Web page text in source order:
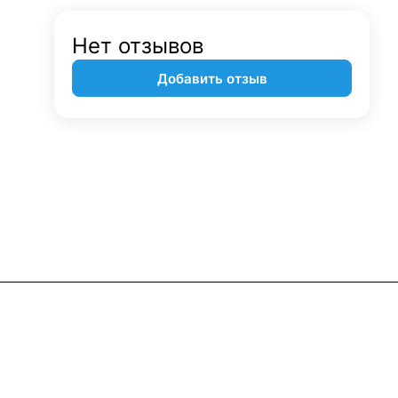
Нет отзывов
Добавить отзыв